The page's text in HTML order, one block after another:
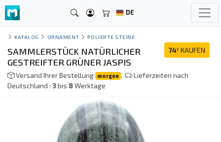
DE
KATALOG ORNAMENT POLIERTE STEINE
74€ KAUFEN
SAMMLERSTÜCK NATÜRLICHER
GESTREIFTER GRÜNER JASPIS
Versand Ihrer Bestellung morgen .
Lieferzeiten nach
Deutschland : 3bis 8Werktage